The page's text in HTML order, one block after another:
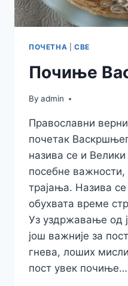
ПОЧЕТНА СВЕ
Почиње
By admin
Православни
почетак
назива се и
посебне
трајања. Назива
обухвата време
Уз уздржавање од
још важније за
гнева, лоших
пост увек почиње…